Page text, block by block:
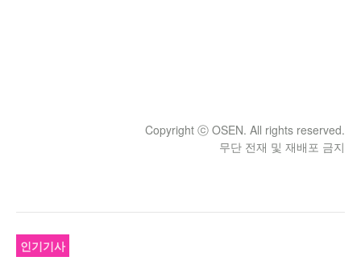
Copyright ⓒ OSEN. All rights reserved.
무단 전재 및 재배포 금지
인기기사